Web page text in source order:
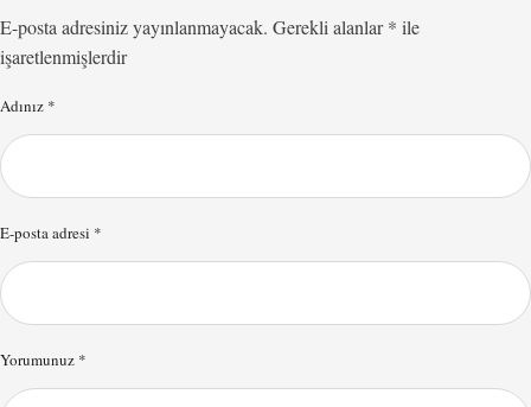
E-posta adresiniz yayınlanmayacak. Gerekli alanlar* ile
işaretlenmişlerdir
Yorumunuz *
Adınız *
E-posta adresi *